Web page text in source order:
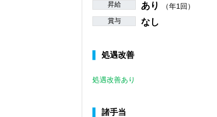
昇給 あり （年1回）
賞与 なし
処遇改善
処遇改善あり
諸手当